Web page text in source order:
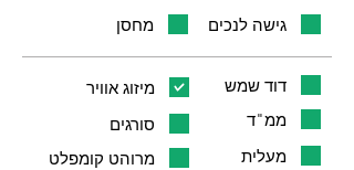
מחסן
גישה לנכים
מיזוג אוויר
דוד שמש
סורגים
ממ"ד
מרוהט קומפלט
מעלית